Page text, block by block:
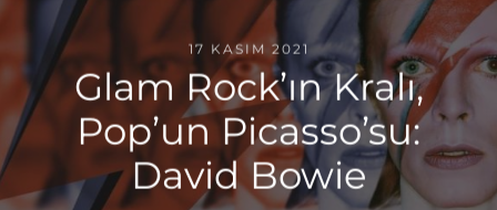
17 KASIM 2021
Glam Rock’ın Kralı,
Pop’un Picasso’su:
David Bowie